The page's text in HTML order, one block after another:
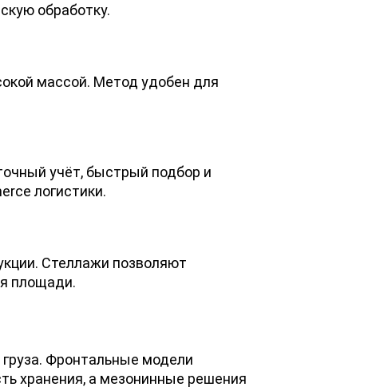
обработку.
массой. Метод удобен для
учёт, быстрый подбор и
логистики.
Стеллажи позволяют
площади.
Фронтальные модели
хранения, а мезонинные решения